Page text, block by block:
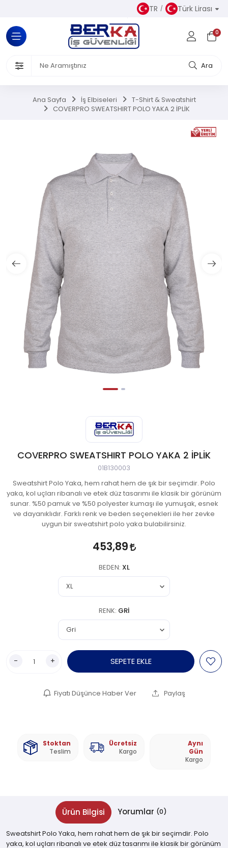
TR Türk Lirası
0
Ara
Kıyafetler
Ürünleri
Ana Sayfa İş Elbiseleri
T-Shirt & Sweatshirt
COVERPRO SWEATSHIRT POLO YAKA 2 İPLİK
COVERPRO SWEATSHIRT POLO YAKA 2 İPLİK
01B130003
Sweatshirt Polo Yaka, hem rahat hem de şık bir seçimdir. Polo
yaka, kol uçları ribanalı ve etek düz tasarımı ile klasik bir görünüm
sunar. %50 pamuk ve %50 polyester kumaşı ile yumuşak, esnek
ve dayanıklıdır. Farklı renk ve beden seçenekleri ile her zevke
uygun bir sweatshirt polo yaka bulabilirsiniz.
453,89
BEDEN: XL
RENK: GRI
- + SEPETE EKLE
Fiyatı Düşünce Haber Ver Paylaş
Stoktan
Teslim
Ücretsiz
Kargo
Aynı
Gün
Kargo
Ürün Bilgisi Yorumlar (0)
Sweatshirt Polo Yaka, hem rahat hem de şık bir seçimdir. Polo
yaka, kol uçları ribanalı ve etek düz tasarımı ile klasik bir görünüm